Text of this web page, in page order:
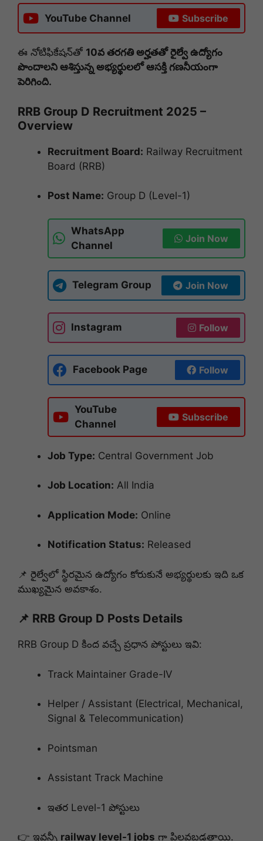
YouTube Channel Subscribe
ఈ నోటిఫికేషన్‌తో 10వ తరగతి అర్హతతో రైల్వే ఉద్యోగం
పొందాలని ఆశిస్తున్న అభ్యర్థులలో ఆసక్తి గణనీయంగా
పెరిగింది.
RRB Group D Recruitment 2025 –
Overview
Recruitment Board: Railway Recruitment
Board (RRB)
Post Name: Group D (Level-1)
WhatsApp
Channel
Join Now
Telegram Group Join Now
Instagram Follow
Facebook Page Follow
YouTube
Channel
Subscribe
Job Type: Central Government Job
Job Location: All India
Application Mode: Online
Notification Status: Released
📌 రైల్వేలో స్థిరమైన ఉద్యోగం కోరుకునే అభ్యర్థులకు ఇది ఒక
ముఖ్యమైన అవకాశం.
📌 RRB Group D Posts Details
RRB Group D కింద వచ్చే ప్రధాన పోస్టులు ఇవి:
Track Maintainer Grade-IV
Helper / Assistant (Electrical, Mechanical,
Signal & Telecommunication)
Pointsman
Assistant Track Machine
ఇతర Level-1 పోస్టులు
👉 ఇవన్నీ railway level-1 jobs గా పిలవబడతాయి.